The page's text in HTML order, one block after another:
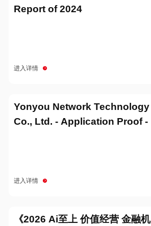
Report of 2024
进入详情
Yonyou Network Technology
Co., Ltd. - Application Proof -
进入详情
《2026 Ai至上 价值经营 金融机